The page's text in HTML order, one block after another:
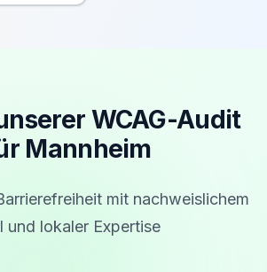
WCAG-Audit
Mannheim
mit nachweislichem
und lokaler Expertise